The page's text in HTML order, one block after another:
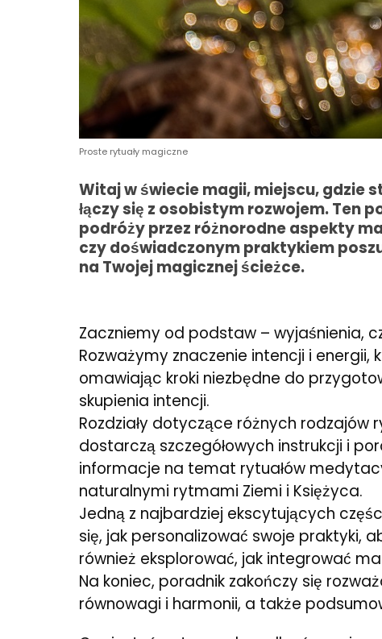
Proste rytuały magiczne
Witaj w świecie magii, miejscu, gdzie
łączy się z osobistym rozwojem. Ten
podróży przez różnorodne aspekty
czy doświadczonym praktykiem
na Twojej magicznej ścieżce.
Zaczniemy od podstaw – wyjaśnienia,
Rozważymy znaczenie intencji i
omawiając kroki niezbędne do
skupienia intencji.
Rozdziały dotyczące różnych rodzajów
dostarczą szczegółowych instrukcji i
informacje na temat rytuałów
naturalnymi rytmami Ziemi i Księżyca.
Jedną z najbardziej ekscytujących
się, jak personalizować swoje praktyki,
również eksplorować, jak integrować
Na koniec, poradnik zakończy się
równowagi i harmonii, a także